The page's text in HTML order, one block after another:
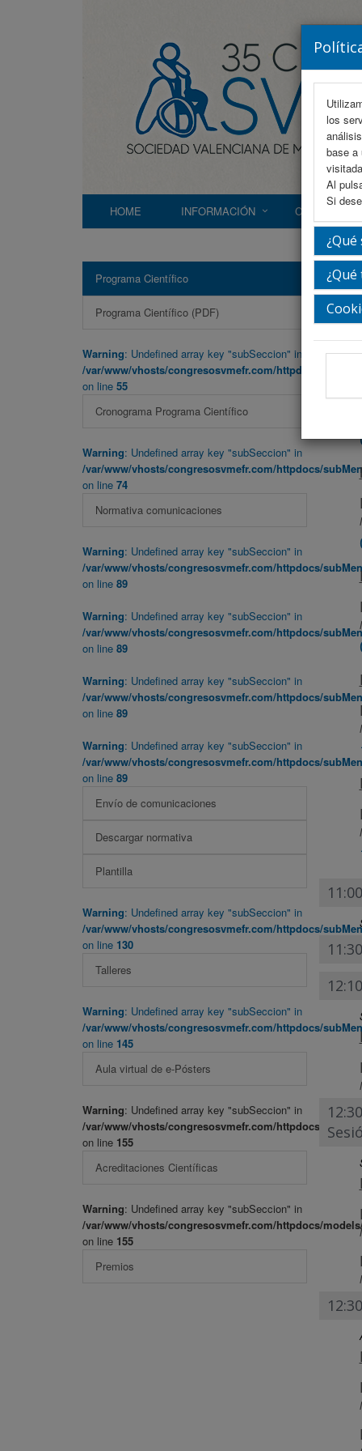
los
base a
Al
Si
¿Qué
HOME INFORMACIÓN COMITÉS
Programa Científico
Programa Científico (PDF)
Warning: Undefined array key "subSeccion" in
/var/www/vhosts/congresosvmefr.com/httpdocs/
on line 55
Cronograma Programa Científico
Warning: Undefined array key "subSeccion" in
/var/www/vhosts/congresosvmefr.com/httpdocs/
on line 74
Normativa comunicaciones
Warning: Undefined array key "subSeccion" in
/var/www/vhosts/congresosvmefr.com/httpdocs/
on line 89
Warning: Undefined array key "subSeccion" in
/var/www/vhosts/congresosvmefr.com/httpdocs/
on line 89
Warning: Undefined array key "subSeccion" in
/var/www/vhosts/congresosvmefr.com/httpdocs/
on line 89
Warning: Undefined array key "subSeccion" in
/var/www/vhosts/congresosvmefr.com/httpdocs/
on line 89
Envío de comunicaciones
Descargar normativa
Plantilla
Warning: Undefined array key "subSeccion" in
/var/www/vhosts/congresosvmefr.com/httpdocs/
on line 130
Talleres
Warning: Undefined array key "subSeccion" in
/var/www/vhosts/congresosvmefr.com/httpdocs/
on line 145
Aula virtual de e-Pósters
Warning: Undefined array key "subSeccion" in
/var/www/vhosts/congresosvmefr.com/httpdocs/
on line 155
Acreditaciones Científicas
Warning: Undefined array key "subSeccion" in
/var/www/vhosts/congresosvmefr.com/httpdocs/
on line 155
Premios